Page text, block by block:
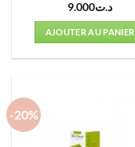
د.ت9.000
AJOUTER AU PANIER
-20%